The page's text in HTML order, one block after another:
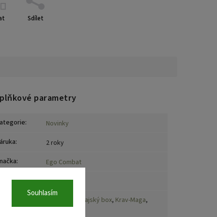
Souhlasím
Sdílet
parametry
:
Novinky
:
2 roky
:
Ego Combat
Materiál: PVC
Thajský box, Krav-Maga,
Kick box